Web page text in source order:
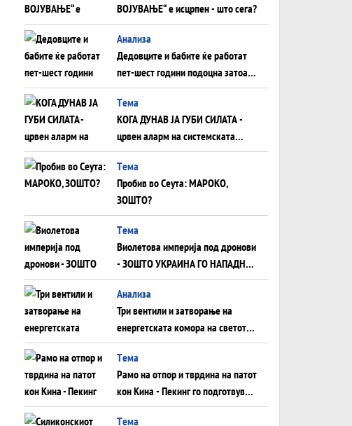
ВОЈУВАЊЕ“ е исцрпен - што сега?
Анализа
Дедовците и бабите ќе работат
пет-шест години подоцна затоа
што НЕМААТ ВНУЦИ ДА ГИ
ЗАМЕНАТ
Tема
КОГА ДУНАВ ЈА ГУБИ СИЛАТА -
црвен аларм на системската
плоча од јужна Германија до
Црното Море...
Tема
Пробив во Сеута: МАРОКО,
ЗОШТО?
Tема
Виолетова империја под дронови
- ЗОШТО УКРАИНА ГО НАПАДНА
РУСКИОТ WILDBERRIES
Aнализа
Три вентили и затворање на
енергетската комора на светот:
Нападот во Суец најавува
глобален енергетски инфаркт?
Tема
Рамо на отпор и тврдина на патот
кон Кина - Пекинг го подготвува
Иран за американска копнена
Tема